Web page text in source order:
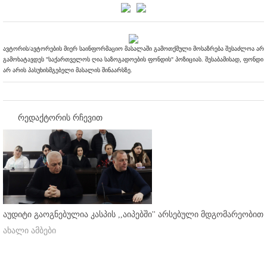
ავტორის/ავტორების მიერ საინფორმაციო მასალაში გამოთქმული მოსაზრება შესაძლოა არ
გამოხატავდეს "საქართველოს ღია საზოგადოების ფონდის" პოზიციას. შესაბამისად, ფონდი
არ არის პასუხისმგებელი მასალის შინაარსზე.
რედაქტორის რჩევით
აუდიტი გაოგნებულია კასპის ,,აიპებში'' არსებული მდგომარეობით
ახალი ამბები